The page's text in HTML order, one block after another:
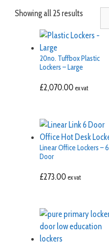
Showing all 25 results
20no. Tuffbox Plastic
Lockers – Large
£2,070.00 ex vat
Linear Office Lockers – 6
Door
£273.00 ex vat